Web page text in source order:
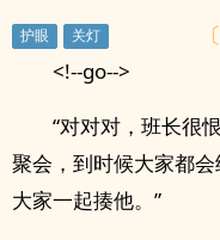
<!--go-->
“对对对，班长很
聚会，到时候大家都
大家一起揍他。”